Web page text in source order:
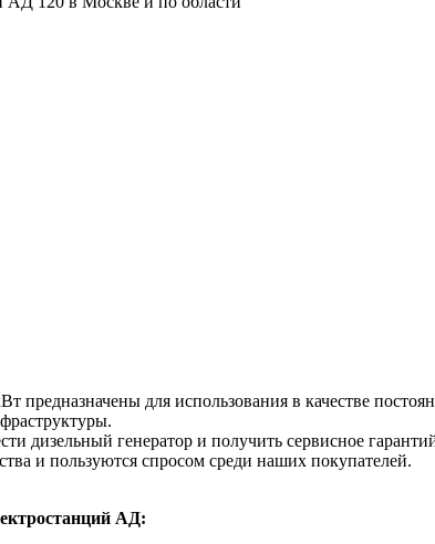
предназначены для использования в качестве
генератор и получить сервисное
и пользуются спросом среди наших покупателей.
АД: